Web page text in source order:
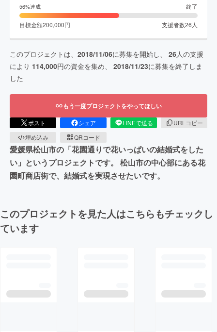
56%達成 終了
目標金額200,000円 支援者数26 人
このプロジェクトは、 2018/11/06に募集を開始し、 26人の支援
により 114,000円の資金を集め、 2018/11/23に募集を終了しま
した
もう一度プロジェクトをやってほしい
ポスト シェア LINEで送る
URLコピー
埋め込み
QRコード
愛媛県松山市の「花園通りで花いっぱいの結婚式をした
い」というプロジェクトです。 松山市の中心部にある花
園町商店街で、結婚式を実現させたいです。
このプロジェクトを見た人はこちらもチェックし
ています